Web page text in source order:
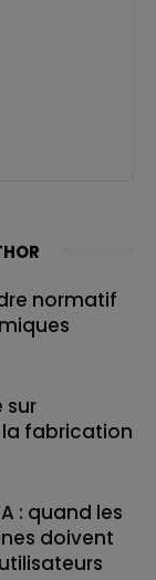
normatif
sur
la fabrication
: quand les
doivent